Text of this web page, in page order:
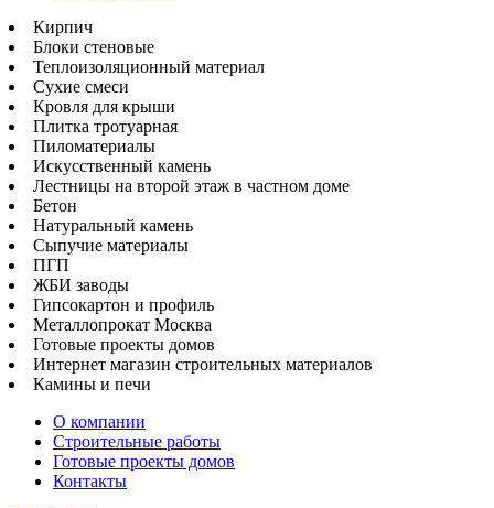
Кирпич
Блоки стеновые
Теплоизоляционный материал
Сухие смеси
Кровля для крыши
Плитка тротуарная
Пиломатериалы
Искусственный камень
Лестницы на второй этаж в частном доме
Бетон
Натуральный камень
Сыпучие материалы
ПГП
ЖБИ заводы
Гипсокартон и профиль
Металлопрокат Москва
Готовые проекты домов
Интернет магазин строительных материалов
Камины и печи
О компании
Строительные работы
Готовые проекты домов
Контакты